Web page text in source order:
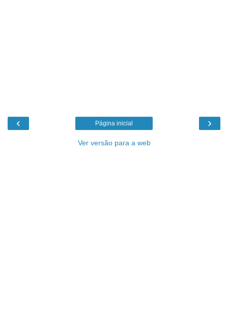
‹ ›
Página inicial
Ver versão para a web